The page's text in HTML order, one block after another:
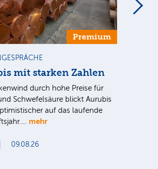
Premium
mit starken Zahlen
durch hohe Preise für
Schwefelsäure blickt Aurubis
auf das laufende
mehr
09.08.26